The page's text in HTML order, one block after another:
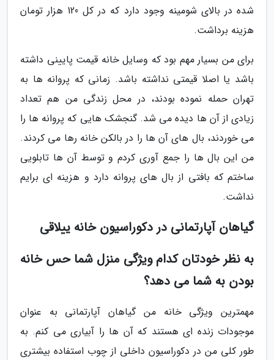
شده در بالای شومینه وجود دارد که در کل 120 هزار تومان
هزینه برداشت.
برای من بسیار مهم بود که وسایل خانه قیمت پایینی داشته
باشد یا اصلا قیمتی نداشته باشد. زمانی که پروانه ها به
تهران حمله نموده بودند، در محل زندگی من هم تعداد
زیادی از آن ها دیده می شد. گنجشک هایی که پروانه ها را
می خوردند، بال های آن ها را در بالکن خانه رها می کردند.
من این بال ها را جمع آوری کردم و توسط آن ها تابلویی
ساختم که بافتی از بال های پروانه دارد و هزینه ای برایم
نداشت.
گیاهان آپارتمانی در دکوراسیون خانه ییلاقی
به نظر خودتان کدام ویژگی منزل شما حس خانه
بودن به شما می دهد؟
مهمترین ویژگی خانه من گیاهان آپارتمانی به عنوان
موجودات زنده ای هستند که آن ها را آبیاری می کنم. به
طور کلی من در دکوراسیون داخلی از چوب استفاده بیشتری